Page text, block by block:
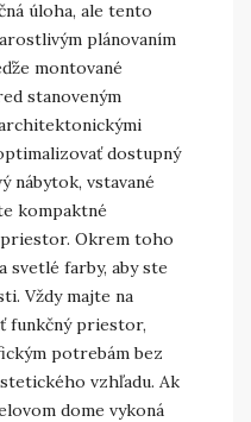
úloha, ale tento
plánovaním
montované
stanoveným
dostupný
nábytok, vstavané
kompaktné
Okrem toho
svetlé farby, aby ste
Vždy majte na
funkčný priestor,
potrebám bez
vzhľadu. Ak
dome vykoná